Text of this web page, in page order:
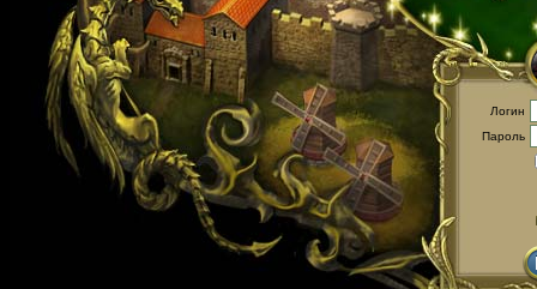
Логин
Пароль